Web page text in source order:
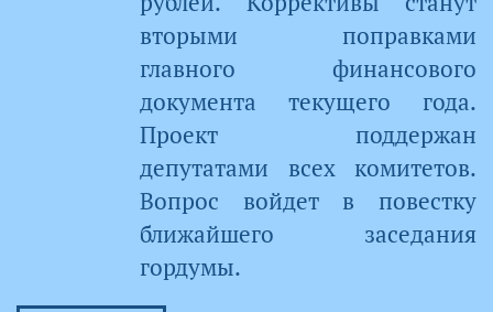
вторыми поправками
главного финансового
документа текущего года.
Проект поддержан
депутатами всех комитетов.
Вопрос войдет в повестку
ближайшего заседания
гордумы.